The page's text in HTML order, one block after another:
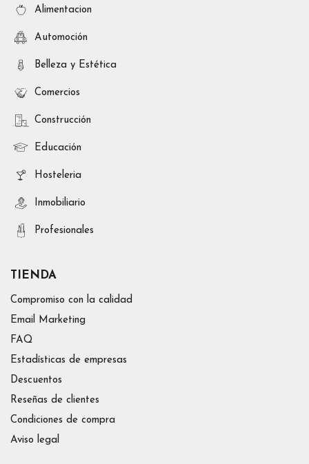
Alimentacion
Automoción
Belleza y Estética
Comercios
Construcción
Educación
Hosteleria
Inmobiliario
Profesionales
TIENDA
Compromiso con la calidad
Email Marketing
FAQ
Estadísticas de empresas
Descuentos
Reseñas de clientes
Condiciones de compra
Aviso legal